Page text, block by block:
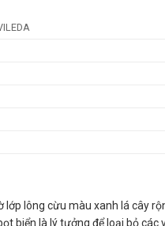
lông cừu màu xanh lá cây
biển là lý tưởng để loại bỏ các